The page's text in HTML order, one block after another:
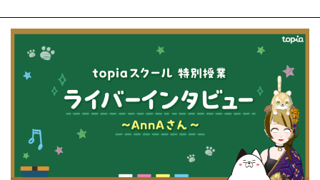
#Live2D #Minecraft
#TikTok
#topiaスクール #VSinger
#Vsingerオーディシ
#VTuberオーディション
#VTuberに
なるには
#VTuber事務所 #アプリ #キャラデザ
まとめ
#作り方
#個人勢
#副業
#収益化 #受かるには
#年齢不問